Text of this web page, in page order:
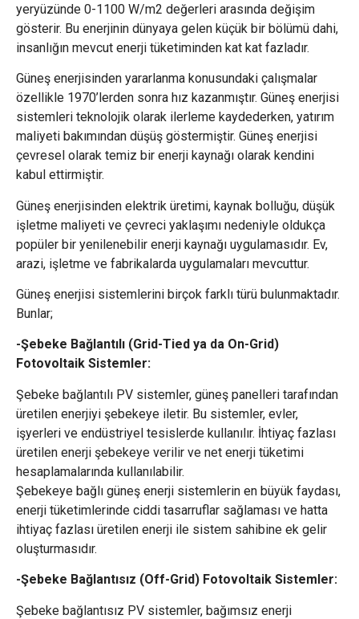
yeryüzünde 0-1100 W/m2 değerleri arasında değişim
gösterir. Bu enerjinin dünyaya gelen küçük bir bölümü dahi,
insanlığın mevcut enerji tüketiminden kat kat fazladır.
Güneş enerjisinden yararlanma konusundaki çalışmalar
özellikle 1970’lerden sonra hız kazanmıştır. Güneş enerjisi
sistemleri teknolojik olarak ilerleme kaydederken, yatırım
maliyeti bakımından düşüş göstermiştir. Güneş enerjisi
çevresel olarak temiz bir enerji kaynağı olarak kendini
kabul ettirmiştir.
Güneş enerjisinden elektrik üretimi, kaynak bolluğu, düşük
işletme maliyeti ve çevreci yaklaşımı nedeniyle oldukça
popüler bir yenilenebilir enerji kaynağı uygulamasıdır. Ev,
arazi, işletme ve fabrikalarda uygulamaları mevcuttur.
Güneş enerjisi sistemlerini birçok farklı türü bulunmaktadır.
Bunlar;
-Şebeke Bağlantılı (Grid-Tied ya da On-Grid)
Fotovoltaik Sistemler:
Şebeke bağlantılı PV sistemler, güneş panelleri tarafından
üretilen enerjiyi şebekeye iletir. Bu sistemler, evler,
işyerleri ve endüstriyel tesislerde kullanılır. İhtiyaç fazlası
üretilen enerji şebekeye verilir ve net enerji tüketimi
hesaplamalarında kullanılabilir.
Şebekeye bağlı güneş enerji sistemlerin en büyük faydası,
enerji tüketimlerinde ciddi tasarruflar sağlaması ve hatta
ihtiyaç fazlası üretilen enerji ile sistem sahibine ek gelir
oluşturmasıdır.
-Şebeke Bağlantısız (Off-Grid) Fotovoltaik Sistemler:
Şebeke bağlantısız PV sistemler, bağımsız enerji